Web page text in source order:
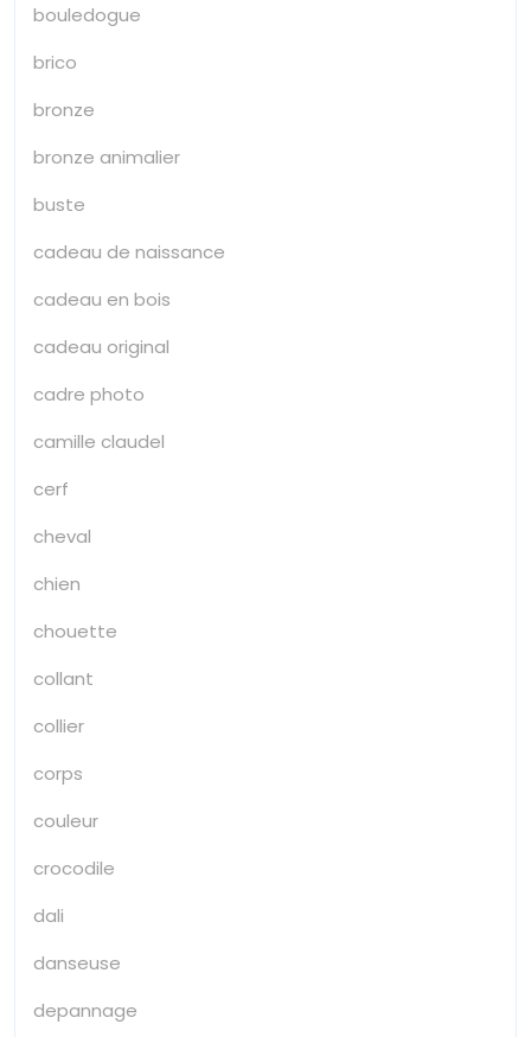
bouledogue
brico
bronze
bronze animalier
buste
cadeau de naissance
cadeau en bois
cadeau original
cadre photo
camille claudel
cerf
cheval
chien
chouette
collant
collier
corps
couleur
crocodile
dali
danseuse
depannage